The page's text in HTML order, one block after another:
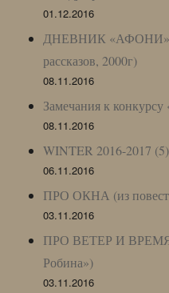
01.12.2016
ДНЕВНИК «АФОНИ»
рассказов, 2000г)
08.11.2016
Замечания к
08.11.2016
WINTER 2016-2017 (5)
06.11.2016
ПРО ОКНА (из
03.11.2016
ПРО ВЕТЕР И ВРЕМЯ
Робина»)
03.11.2016